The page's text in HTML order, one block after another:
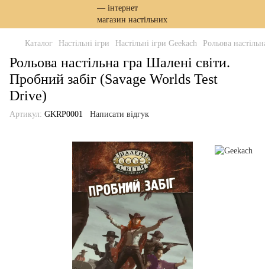
Каталог Настільні ігри Настільні ігри Geekach Рольова
Рольова настільна гра Шалені світи.
Пробний забіг (Savage Worlds Test
Drive)
Артикул: GKRP0001 Написати відгук